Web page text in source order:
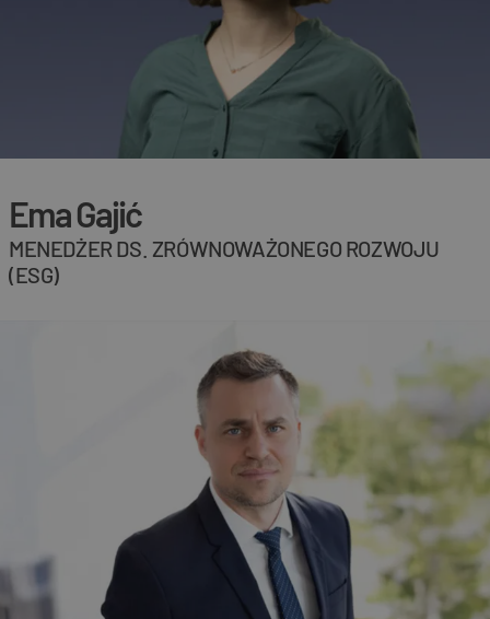
Ema Gajić
MENEDŻER DS. ZRÓWNOWAŻONEGO ROZWOJU
(ESG)